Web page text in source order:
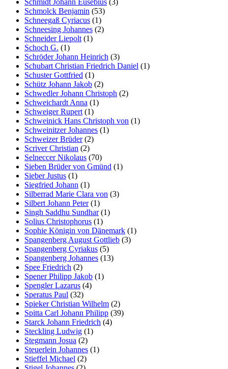
Schmolck Benjamin (53)
Schneegaß Cyriacus (1)
Schneesing Johannes (2)
Schneider Liepolt (1)
Schoch G. (1)
Schröder Johann Heinrich (3)
Schubart Christian Friedrich Daniel (1)
Schuster Gottfried (1)
Schütz Johann Jakob (2)
Schwedler Johann Christoph (2)
Schweichardt Anna (1)
Schweiger Rupert (1)
Schweinick Hans Christoph von (1)
Schweinitzer Johannes (1)
Schweizer Brüder(2)
Scriver Christian (2)
Selneccer Nikolaus (70)
Sieben Brüder von Gmünd (1)
Sieber Justus (1)
Siegfried Johann (1)
Silberrad Marie Clara von (3)
Silbert Johann Peter(1)
Singh Saddhu Sundhar(1)
Solius Christophorus (1)
Sophie Königin von Dänemark (1)
Spangenberg August Gottlieb (3)
Spangenberg Cyriakus (5)
Spangenberg Johannes (13)
Spee Friedrich (2)
Spener Philipp Jakob (1)
Spengler Lazarus (4)
Speratus Paul (32)
Spieker Christian Wilhelm (2)
Spitta Carl Johann Philipp (39)
Starck Johann Friedrich (4)
Steckling Ludwig (1)
Stegmann Josua (2)
Steuerlein Johannes (1)
Stieffel Michael (2)